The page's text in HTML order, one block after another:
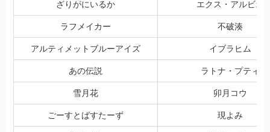
ざりがにいるか エクス・アルビオ
ラフメイカー 不破湊
アルティメットブルーアイズ イブラヒム
あの伝説 ラトナ・プティ
雪月花 卯月コウ
ごーすとばすたーず 現よみ